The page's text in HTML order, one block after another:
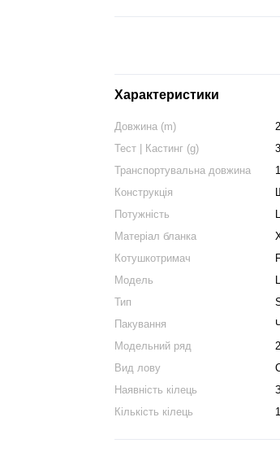
Характеристики
Довжина (m)
Тест | Кастинг (g)
Транспортувальна довжина
Конструкція
Потужність
Матеріал бланка
Котушкотримач
Модель
Тип
Пакування
Модельний ряд
Вид лову
Наявність кілець
Кількість кілець